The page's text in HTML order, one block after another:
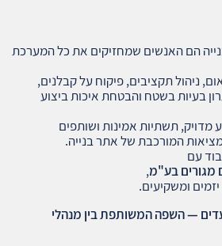
הם האנשים שמחזיקים את כל המערכת
ניהול תקציבים, פיקוח על קבלנים,
בעיות בשטח והבטחת איכות ביצוע
מדויק, תשתיות אמינות ושותפים
המורכבת של אתר בנייה.
עם
מגורים בע"מ,
ומשקיעים.
— השפה המשותפת בין מנהלי